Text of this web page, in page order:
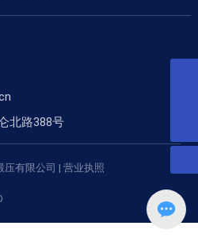
北路388号
有限公司 | 营业执照
13861200606